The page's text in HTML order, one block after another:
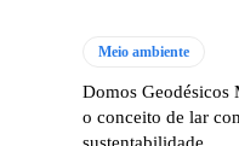
Meio ambiente
Domos Geodésicos
o conceito de lar
sustentabilidade